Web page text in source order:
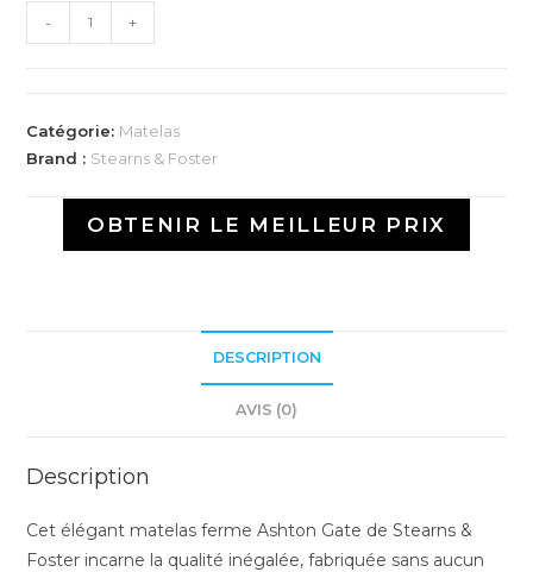
- +
Catégorie: Matelas
Brand : Stearns & Foster
OBTENIR LE MEILLEUR PRIX
DESCRIPTION
AVIS (0)
Description
Cet élégant matelas ferme Ashton Gate de Stearns &
Foster incarne la qualité inégalée, fabriquée sans aucun